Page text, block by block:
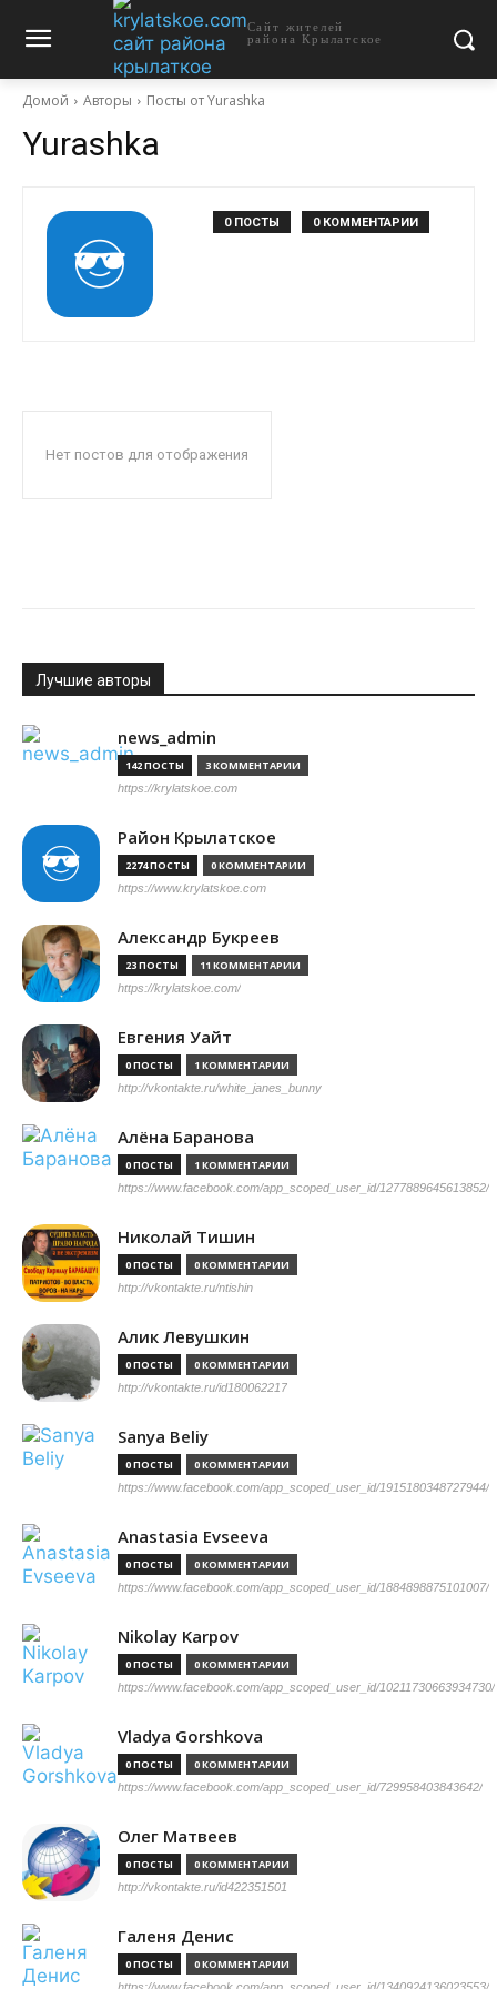
Сайт жителей
района Крылатское
Домой Авторы Посты от Yurashka
Yurashka
0 ПОСТЫ 0 КОММЕНТАРИИ
Нет постов для отображения
Лучшие авторы
news_admin
142 ПОСТЫ 3 КОММЕНТАРИИ
https://krylatskoe.com
Район Крылатское
2274 ПОСТЫ 0 КОММЕНТАРИИ
https://www.krylatskoe.com
Александр Букреев
23 ПОСТЫ 11 КОММЕНТАРИИ
https://krylatskoe.com/
Евгения Уайт
0 ПОСТЫ 1 КОММЕНТАРИИ
http://vkontakte.ru/white_janes_bunny
Алёна Баранова
0 ПОСТЫ 1 КОММЕНТАРИИ
https://www.facebook.com/app_scoped_user_id/1277889645613852/
Николай Тишин
0 ПОСТЫ 0 КОММЕНТАРИИ
http://vkontakte.ru/ntishin
Алик Левушкин
0 ПОСТЫ 0 КОММЕНТАРИИ
http://vkontakte.ru/id180062217
Sanya Beliy
0 ПОСТЫ 0 КОММЕНТАРИИ
https://www.facebook.com/app_scoped_user_id/1915180348727944/
Anastasia Evseeva
0 ПОСТЫ 0 КОММЕНТАРИИ
https://www.facebook.com/app_scoped_user_id/1884898875101007/
Nikolay Karpov
0 ПОСТЫ 0 КОММЕНТАРИИ
https://www.facebook.com/app_scoped_user_id/10211730663934730/
Vladya Gorshkova
0 ПОСТЫ 0 КОММЕНТАРИИ
https://www.facebook.com/app_scoped_user_id/729958403843642/
Олег Матвеев
0 ПОСТЫ 0 КОММЕНТАРИИ
http://vkontakte.ru/id422351501
Галеня Денис
0 ПОСТЫ 0 КОММЕНТАРИИ